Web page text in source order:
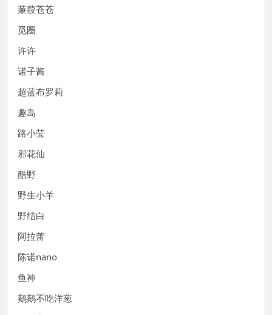
蒹葭苍苍
觅圈
许许
诺子酱
超蓝布罗莉
趣岛
路小莹
邪花仙
酷野
野生小羊
野结白
阿拉蕾
陈诺nano
鱼神
鹅鹅不吃洋葱